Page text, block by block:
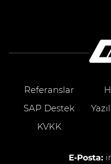
Referanslar
SAP Destek
KVKK
E-Posta: